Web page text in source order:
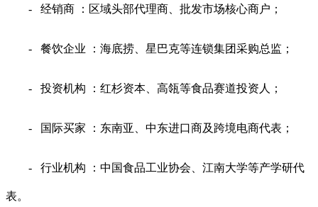
- 经销商 ：区域头部代理商、批发市场核心商户；
- 餐饮企业 ：海底捞、星巴克等连锁集团采购总监；
- 投资机构 ：红杉资本、高瓴等食品赛道投资人；
- 国际买家 ：东南亚、中东进口商及跨境电商代表；
- 行业机构 ：中国食品工业协会、江南大学等产学研代
表。